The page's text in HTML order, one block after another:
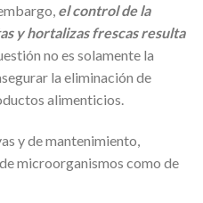
el control de la
y hortalizas frescas resulta
no es solamente la
la eliminación de
alimenticios.
y de mantenimiento,
microorganismos como de